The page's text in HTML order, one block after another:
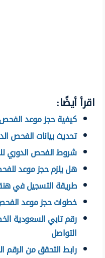
اقرأ أيضًا:
كيفية حجز موعد
تحديث بيانات الفحص
شروط الفحص الدوري
هل يلزم حجز موعد
طريقة التسجيل في
خطوات حجز موعد
التواصل
رابط التحقق من الرقم